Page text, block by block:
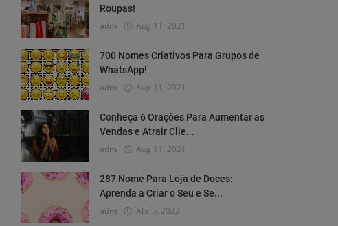
Roupas!
adm Aug 11, 2021
700 Nomes Criativos Para Grupos de
WhatsApp!
adm Aug 11, 2021
Conheça 6 Orações Para Aumentar as
Vendas e Atrair Clie...
adm Aug 11, 2021
287 Nome Para Loja de Doces:
Aprenda a Criar o Seu e Se...
adm Abr 5, 2022